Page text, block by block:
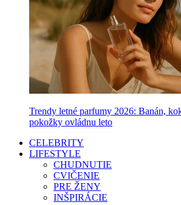
Trendy letné parfumy 2026: Banán,
pokožky ovládnu leto
CELEBRITY
LIFESTYLE
CHUDNUTIE
CVIČENIE
PRE ŽENY
INŠPIRÁCIE